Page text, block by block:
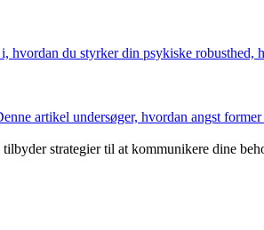
du styrker din psykiske robusthed,
artikel undersøger, hvordan angst
strategier til at kommunikere dine